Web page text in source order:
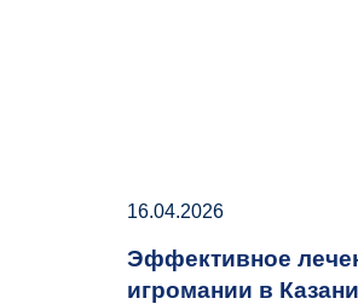
16.04.2026
Эффективное
игромании в